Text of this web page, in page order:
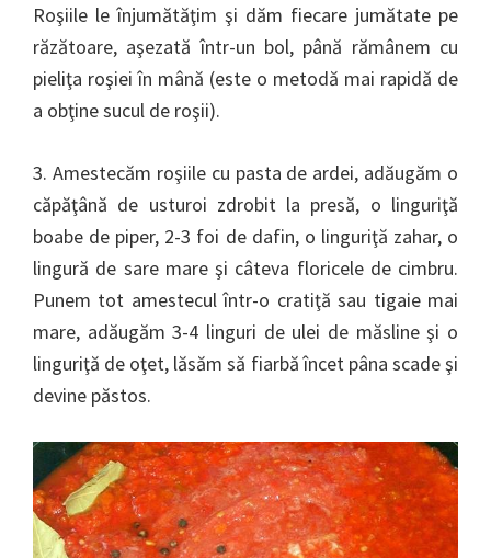
Roşiile le înjumătăţim şi dăm fiecare jumătate pe
răzătoare, aşezată într-un bol, până rămânem cu
pieliţa roşiei în mână (este o metodă mai rapidă de
a obţine sucul de roşii).
3. Amestecăm roşiile cu pasta de ardei, adăugăm o
căpăţână de usturoi zdrobit la presă, o linguriţă
boabe de piper, 2-3 foi de dafin, o linguriţă zahar, o
lingură de sare mare şi câteva floricele de cimbru.
Punem tot amestecul într-o cratiţă sau tigaie mai
mare, adăugăm 3-4 linguri de ulei de măsline şi o
linguriţă de oţet, lăsăm să fiarbă încet pâna scade şi
devine păstos.